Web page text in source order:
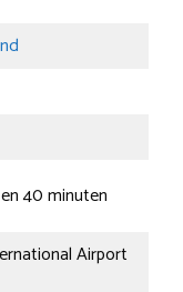
40 minuten
Airport